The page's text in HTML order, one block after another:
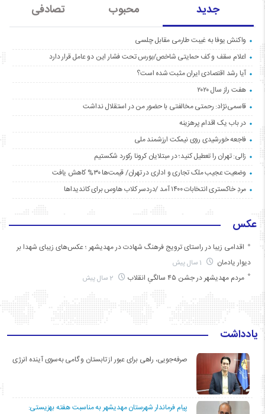
جدید محبوب تصادفی
واکنش یوفا به غیبت طارمی مقابل چلسی
اعلام سقف و کف حمایتی شاخص/بورس تحت فشار این دو عامل قرار دارد
آیا رشد اقتصادی ایران مثبت شده است؟
هفت راز سال ۲۰۲۰
قاسمی‌نژاد: رحمتی مخالفتی با حضور من در استقلال نداشت
در باب یک اقدام پرهزینه
فاجعه خورشیدی روی نیمکت ارزشمند ملی
زالی: تهران را تعطیل کنید؛ در مبتلایان کرونا رکورد شکستیم
وضعیت عجیب ملک تجاری و اداری در تهران/ قیمت‌ها ۳۰% کاهش یافت
مردِ خاکستری انتخابات ۱۴۰۰ آمد /دردسر کلاب هاوس برای کاندیداها
عکس
اقدامی زیبا در راستای ترویج فرهنگ شهادت در مهدیشهر ؛ عکس‌های زیبای شهدا بر
دیوار یادمان
مردم مهدیشهر در جشن ۴۵ سالگیِ انقلاب
یادداشت
صرفه‌جویی، راهی برای عبور از تابستان و گامی به‌سوی آینده انرژی
پیام فرماندار شهرستان مهدیشهر به مناسبت هفته بهزیستی: